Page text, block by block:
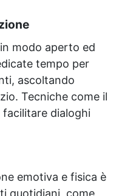
modo aperto ed
tempo per
ascoltando
Tecniche come il
facilitare dialoghi
emotiva e fisica è
quotidiani, come